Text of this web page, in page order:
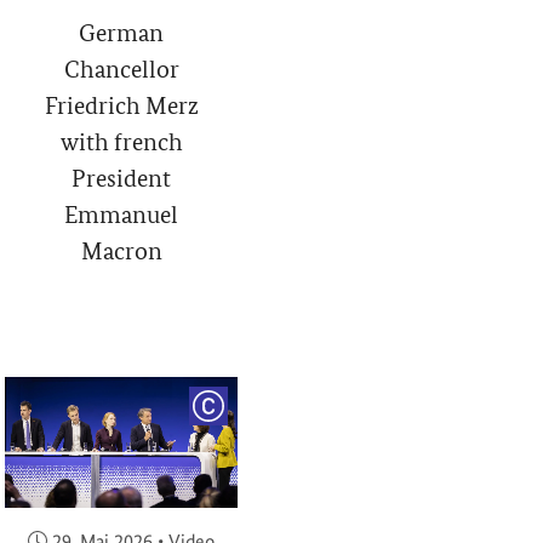
German
Chancellor
Friedrich Merz
with french
President
Emmanuel
Macron
COPYRIGHT